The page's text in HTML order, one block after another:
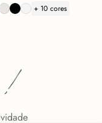
+ 10 cores